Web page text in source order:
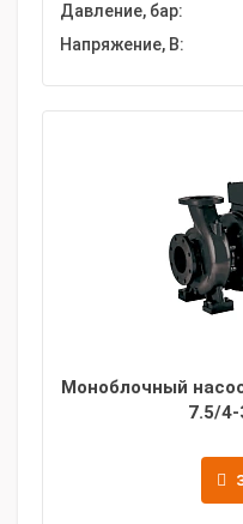
Давление, бар:
Напряжение, В:
Моноблочный
7.5/4-